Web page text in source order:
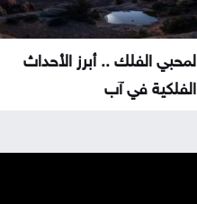
لمحبي الفلك .. أبرز الأحداث
الفلكية في آب